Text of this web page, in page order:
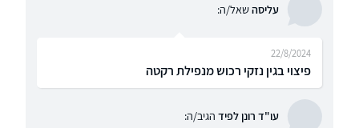
עליסהשאל/ה:
פיצוי בגין נזקי רכוש מנפילת רקטה
22/8/2024
עו"ד רונן לפיד הגיב/ה: